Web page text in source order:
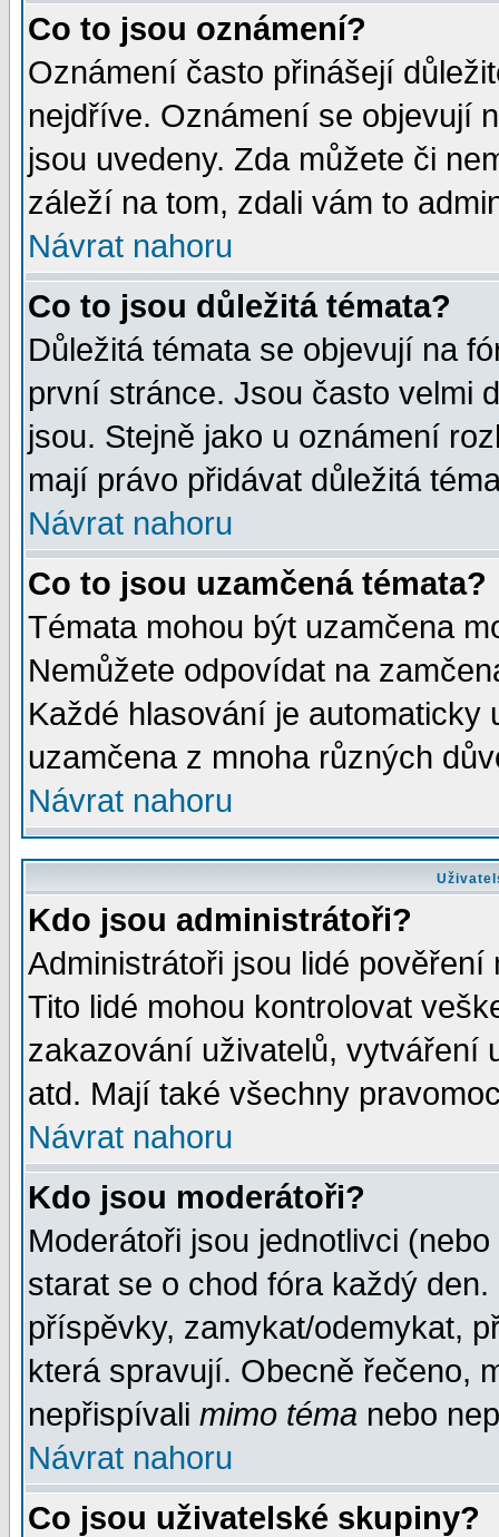
Co to jsou oznámení?
Oznámení často přinášejí
nejdříve. Oznámení se objevují
jsou uvedeny. Zda můžete či
záleží na tom, zdali vám to
Návrat nahoru
Co to jsou důležitá témata?
Důležitá témata se objevují na
první stránce. Jsou často velmi
jsou. Stejně jako u oznámení
mají právo přidávat důležitá
Návrat nahoru
Co to jsou uzamčená témata?
Témata mohou být uzamčena
Nemůžete odpovídat na
Každé hlasování je automaticky
uzamčena z mnoha různých
Návrat nahoru
Kdo jsou administrátoři?
Administrátoři jsou lidé
Tito lidé mohou kontrolovat
zakazování uživatelů, vytváření
atd. Mají také všechny
Návrat nahoru
Kdo jsou moderátoři?
Moderátoři jsou jednotlivci
starat se o chod fóra každý
příspěvky, zamykat/odemykat,
která spravují. Obecně řečeno,
nepřispívali mimo téma nebo
Návrat nahoru
Co jsou uživatelské skupiny?